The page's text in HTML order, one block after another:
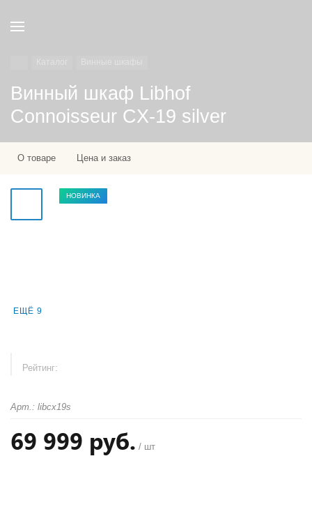
Винный шкаф Libhof
Connoisseur CX-19 silver
О товаре Цена и заказ
ЕЩЁ 9
НОВИНКА
Рейтинг:
Арт.: libcx19s
69 999 руб. / шт